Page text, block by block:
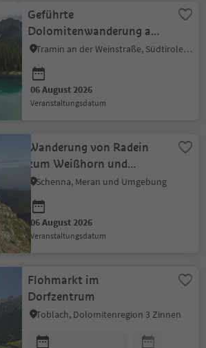
Geführte
Dolomitenwanderung am
Latemar
Tramin an der Weinstraße, Südtiroler Weinstraße
06 August 2026
Veranstaltungsdatum
Wanderung von Radein
zum Weißhorn und
Jochgrimm
Schenna, Meran und Umgebung
06 August 2026
Veranstaltungsdatum
Flohmarkt im
Dorfzentrum
Toblach, Dolomitenregion 3 Zinnen